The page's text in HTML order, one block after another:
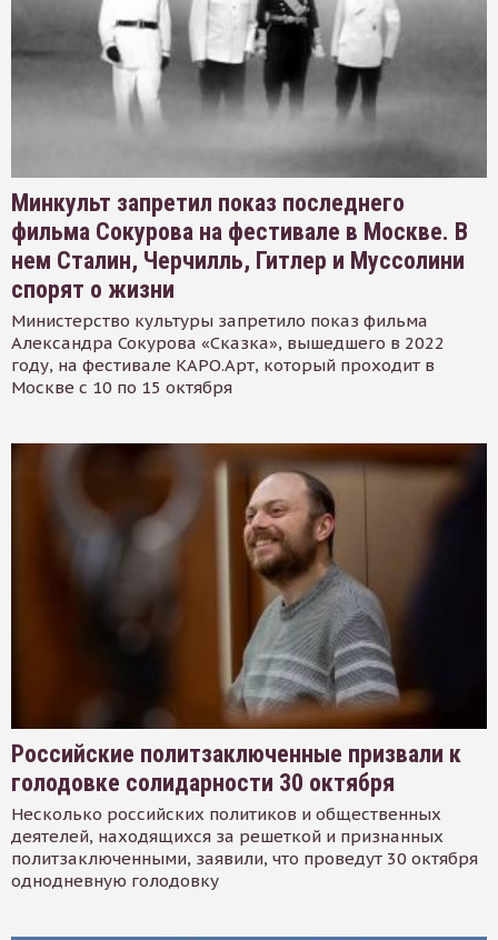
Минкульт запретил показ последнего
фильма Сокурова на фестивале в Москве. В
нем Сталин, Черчилль, Гитлер и Муссолини
спорят о жизни
Министерство культуры запретило показ фильма
Александра Сокурова «Сказка», вышедшего в 2022
году, на фестивале КАРО.Арт, который проходит в
Москве с 10 по 15 октября
Российские политзаключенные призвали к
голодовке солидарности 30 октября
Несколько российских политиков и общественных
деятелей, находящихся за решеткой и признанных
политзаключенными, заявили, что проведут 30 октября
однодневную голодовку